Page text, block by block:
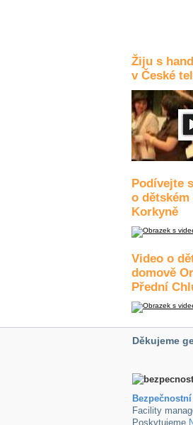
Žiju s
v České
Podívejte
o dětském
Korkyně
Video o
domově
Přední
Děkujeme
Facility
Poskytujeme